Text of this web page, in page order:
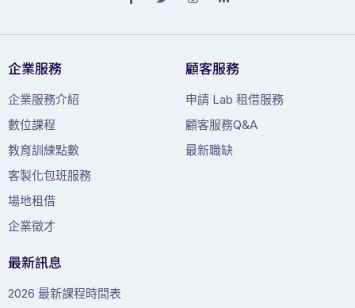
企業服務
企業服務介紹
數位課程
教育訓練點數
客製化包班服務
場地租借
企業徵才
顧客服務
申請 Lab 租借服務
顧客服務Q&A
最新職缺
最新訊息
2026 最新課程時間表